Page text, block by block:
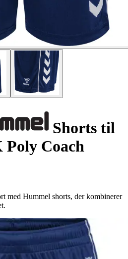
Shorts til
Coach
med Hummel shorts, der kombinerer